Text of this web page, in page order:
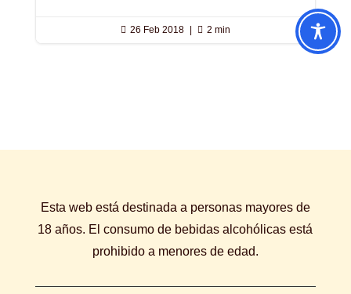
 26 Feb 2018  2 min
Esta web está destinada a personas mayores de
18 años. El consumo de bebidas alcohólicas está
prohibido a menores de edad.